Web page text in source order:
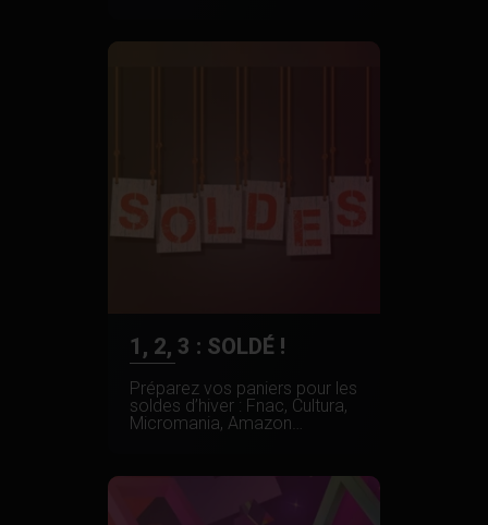
1, 2, 3 : SOLDÉ !
Préparez vos paniers pour les
soldes d’hiver : Fnac, Cultura,
Micromania, Amazon…